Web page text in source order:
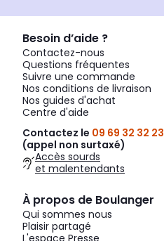
Besoin d’aide ?
Contactez-nous
Questions fréquentes
Suivre une commande
Nos conditions de livraison
Nos guides d'achat
Centre d'aide
Contactez le 09 69 32 32 23
(appel non surtaxé)
Accès sourds
et malentendants
À propos de Boulanger
Qui sommes nous
Plaisir partagé